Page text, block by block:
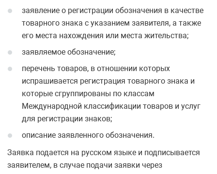
заявление о регистрации обозначения в качестве
товарного знака с указанием заявителя, а также
его места нахождения или места жительства;
заявляемое обозначение;
перечень товаров, в отношении которых
испрашивается регистрация товарного знака и
которые сгруппированы по классам
Международной классификации товаров и услуг
для регистрации знаков;
описание заявленного обозначения.
Заявка подается на русском языке и подписывается
заявителем, в случае подачи заявки через